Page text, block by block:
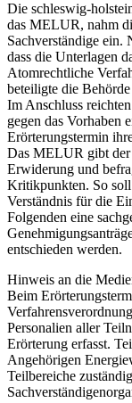
Die schleswig-
das MELUR, nahm
Sachverständige ein.
dass die Unterlagen
Atomrechtliche
beteiligte die
Im Anschluss
gegen das Vorhaben
Erörterungstermin
Das MELUR gibt der
Erwiderung und
Kritikpunkten. So
Verständnis für die
Folgenden eine
entschieden werden.
Hinweis an die
Beim
Personalien aller
Erörterung erfasst.
Angehörigen
Teilbereiche